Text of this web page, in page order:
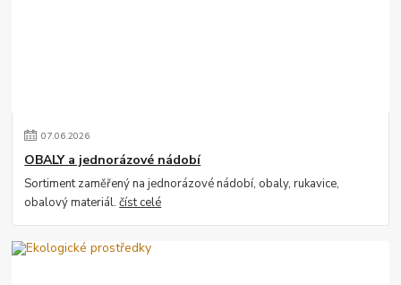
07.06.2026
OBALY a jednorázové nádobí
Sortiment zaměřený na jednorázové nádobí, obaly, rukavice,
obalový materiál.číst celé